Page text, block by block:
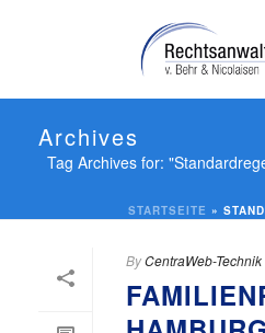
Archives
Tag Archives for:
STARTSEITE »
ByCentraWeb-Technik